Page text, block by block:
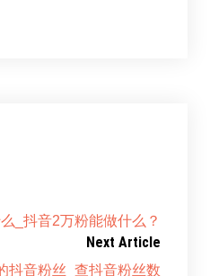
_抖音2万粉能做什么？
Next Article
抖音粉丝_查抖音粉丝数